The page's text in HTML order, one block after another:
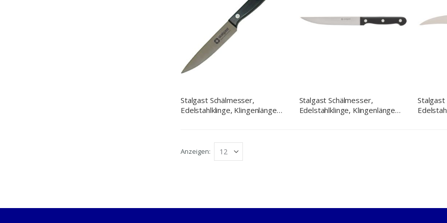
Stalgast Schälmesser,
Edelstahlklinge, Klingenlänge
Stalgast Schälmesser,
Edelstahlklinge, Klingenlänge
Anzeigen